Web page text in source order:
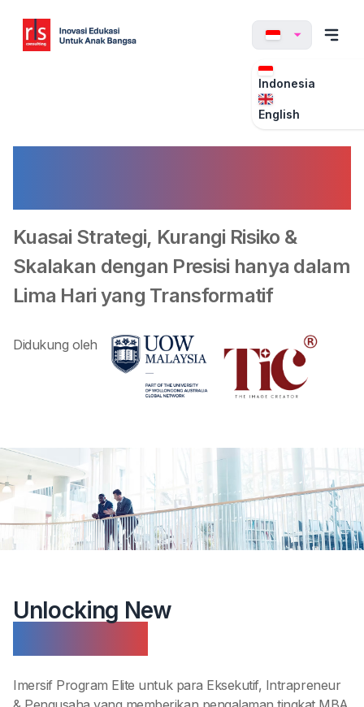
Indonesia
English
Kuasai Strategi, Kurangi Risiko &
Skalakan dengan Presisi hanya dalam
Lima Hari yang Transformatif
Didukung oleh
Unlocking New
Imersif Program Elite untuk para Eksekutif, Intrapreneur